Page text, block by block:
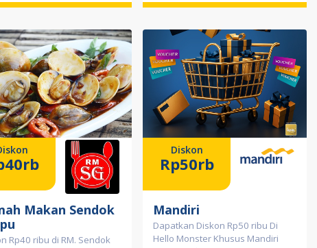
Makan Sendok
Rp40 ribu di RM. Sendok
Diskon
Rp50rb
Mandiri
Dapatkan Diskon Rp50 ribu Di
Hello Monster Khusus Mandiri